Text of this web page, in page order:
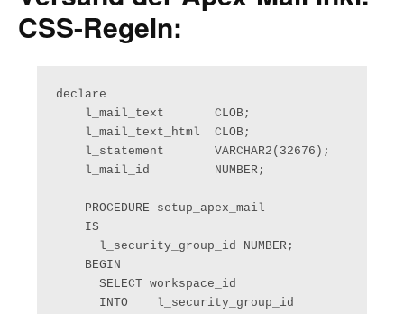
CSS-Regeln:
declare
l_mail_text       CLOB;
l_mail_text_html  CLOB;
l_statement       VARCHAR2(32676);
l_mail_id         NUMBER;
PROCEDURE setup_apex_mail
IS
l_security_group_id NUMBER;
BEGIN
SELECT workspace_id
INTO    l_security_group_id